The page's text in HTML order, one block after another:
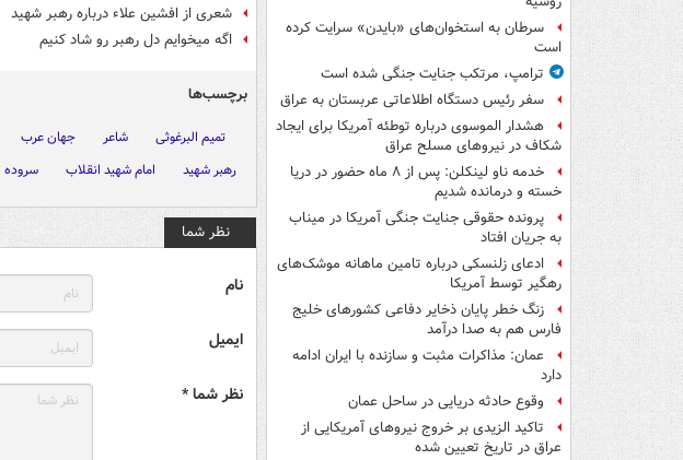
سرطان به استخوان‌های «بایدن» سرایت کرده
است
ترامپ، مرتکب جنایت جنگی شده است
سفر رئیس دستگاه اطلاعاتی عربستان به عراق
هشدار الموسوی درباره توطئه آمریکا برای ایجاد
شکاف در نیروهای مسلح عراق
خدمه ناو لینکلن: پس از ۸ ماه حضور در دریا
خسته و درمانده‌ شدیم
پرونده حقوقی جنایت جنگی آمریکا در میناب
به جریان افتاد
ادعای زلنسکی درباره تامین ماهانه موشک‌های
رهگیر توسط آمریکا
زنگ خطر پایان ذخایر دفاعی کشورهای خلیج
فارس هم به صدا درآمد
عمان: مذاکرات مثبت و سازنده با ایران ادامه
دارد
وقوع حادثه دریایی در ساحل عمان
تاکید الزیدی بر خروج نیروهای آمریکایی از
عراق در تاریخ تعیین شده
شعری از افشین علاء درباره رهبر شهید
اگه میخوایم دل رهبر رو شاد کنیم
برچسب‌ها
تمیم البرغوثی شاعر جهان عرب
رهبر شهید
امام شهید انقلاب سروده
نظر شما
نام
ایمیل
نظر شما *